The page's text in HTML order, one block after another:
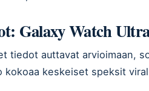
Galaxy Watch
tiedot auttavat arvioimaan,
kokoaa keskeiset speksit